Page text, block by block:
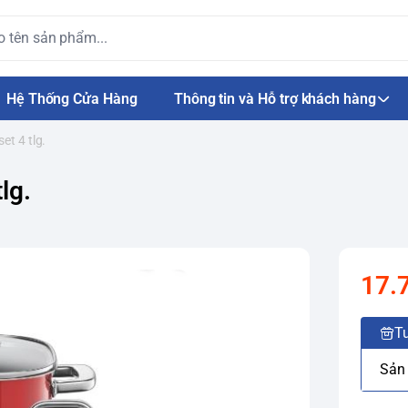
Hệ Thống Cửa Hàng Thông tin và Hỗ trợ khách hàng
4 tlg.